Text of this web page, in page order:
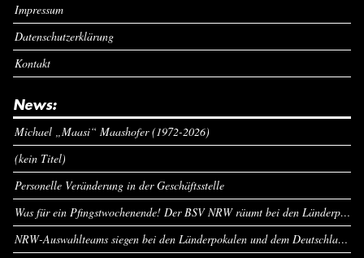
Impressum
Datenschutzerklärung
Kontakt
News:
Michael „Maasi“ Maashofer (1972-2026)
(kein Titel)
Personelle Veränderung in der Geschäftsstelle
Was für ein Pfingstwochenende! Der BSV NRW räumt bei den Länderpokalen ab
NRW-Auswahlteams siegen bei den Länderpokalen und dem Deutschlandcup an Pfingsten